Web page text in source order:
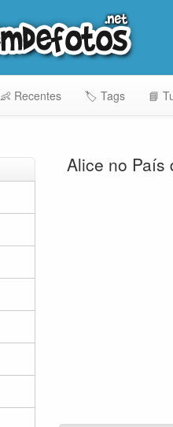
👶 Recentes 🏷️ Tags 📘
Alice no País